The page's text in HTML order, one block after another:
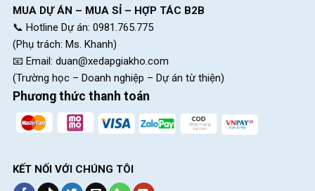
MUA DỰ ÁN – MUA SỈ – HỢP TÁC B2B
📞 Hotline Dự án: 0981.765.775
(Phụ trách: Ms. Khanh)
📧 Email: duan@xedapgiakho.com
(Trường học – Doanh nghiệp – Dự án từ thiện)
Phương thức thanh toán
KẾT NỐI VỚI CHÚNG TÔI